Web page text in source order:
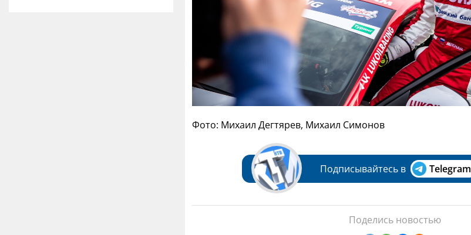
Фото: Михаил Дегтярев, Михаил Симонов
Подписывайтесь в Telegram
Поделись новостью